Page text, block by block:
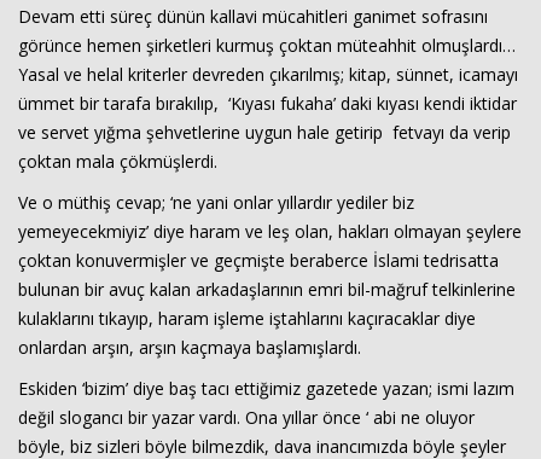
Devam etti süreç dünün kallavi mücahitleri ganimet sofrasını
görünce hemen şirketleri kurmuş çoktan müteahhit olmuşlardı…
Yasal ve helal kriterler devreden çıkarılmış; kitap, sünnet, icamayı
ümmet bir tarafa bırakılıp, ‘Kıyası fukaha’ daki kıyası kendi iktidar
ve servet yığma şehvetlerine uygun hale getirip fetvayı da verip
çoktan mala çökmüşlerdi.
Ve o müthiş cevap; ‘ne yani onlar yıllardır yediler biz
yemeyecekmiyiz’ diye haram ve leş olan, hakları olmayan şeylere
çoktan konuvermişler ve geçmişte beraberce İslami tedrisatta
bulunan bir avuç kalan arkadaşlarının emri bil-mağruf telkinlerine
kulaklarını tıkayıp, haram işleme iştahlarını kaçıracaklar diye
onlardan arşın, arşın kaçmaya başlamışlardı.
Eskiden ‘bizim’ diye baş tacı ettiğimiz gazetede yazan; ismi lazım
değil slogancı bir yazar vardı. Ona yıllar önce ‘ abi ne oluyor
böyle, biz sizleri böyle bilmezdik, dava inancımızda böyle şeyler